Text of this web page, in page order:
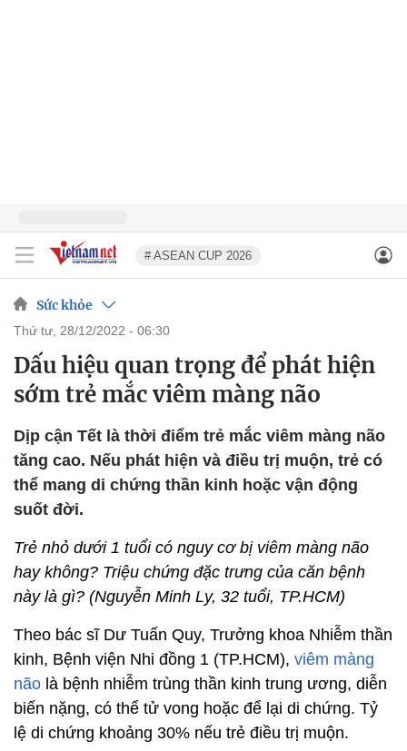
# ASEAN CUP 2026
Sức khỏe
thứ tư, 28/12/2022 - 06:30
Dấu hiệu quan trọng để phát hiện
sớm trẻ mắc viêm màng não
Dịp cận Tết là thời điểm trẻ mắc viêm màng não
tăng cao. Nếu phát hiện và điều trị muộn, trẻ có
thể mang di chứng thần kinh hoặc vận động
suốt đời.
Trẻ nhỏ dưới 1 tuổi có nguy cơ bị viêm màng não
hay không? Triệu chứng đặc trưng của căn bệnh
này là gì? (Nguyễn Minh Ly, 32 tuổi, TP.HCM)
Theo bác sĩ Dư Tuấn Quy, Trưởng khoa Nhiễm thần
kinh, Bệnh viện Nhi đồng 1 (TP.HCM), viêm màng
não là bệnh nhiễm trùng thần kinh trung ương, diễn
biến nặng, có thể tử vong hoặc để lại di chứng. Tỷ
lệ di chứng khoảng 30% nếu trẻ điều trị muộn.